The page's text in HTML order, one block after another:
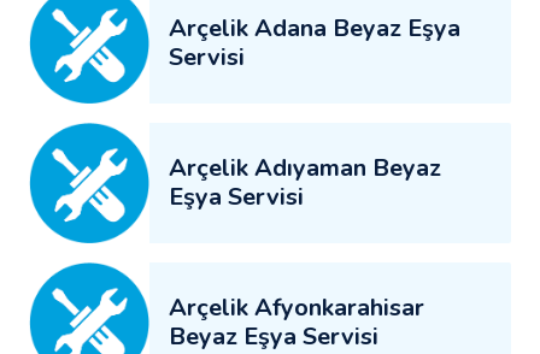
Arçelik Adana Beyaz Eşya
Servisi
Arçelik Adıyaman Beyaz
Eşya Servisi
Arçelik Afyonkarahisar
Beyaz Eşya Servisi